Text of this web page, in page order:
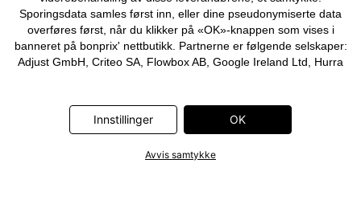
Sporingsdata samles først inn, eller dine pseudonymiserte data
overføres først, når du klikker på «OK»-knappen som vises i
banneret på bonprix' nettbutikk. Partnerne er følgende selskaper:
Adjust GmbH, Criteo SA, Flowbox AB, Google Ireland Ltd, Hurra
Ltd, RTB-House GmbH, Snap Group Ltd, TikTok Information
Technologies UK Ltd. Ytterligere informasjon om
. Informasjonen er også tilgjengelig via en
Innstillinger OK
Avvis samtykke